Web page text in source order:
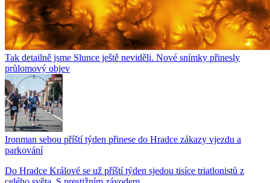
Tak detailně jsme Slunce ještě neviděli. Nové snímky přinesly
průlomový objev
Ironman sebou příští týden přinese do Hradce zákazy vjezdu a
parkování
Do Hradce Králové se už příští týden sjedou tisíce triatlonistů z